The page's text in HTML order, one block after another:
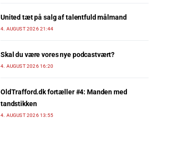
United tæt på salg af talentfuld målmand
4. AUGUST 2026 21:44
Skal du være vores nye podcastvært?
4. AUGUST 2026 16:20
OldTrafford.dk fortæller #4: Manden med
tandstikken
4. AUGUST 2026 13:55